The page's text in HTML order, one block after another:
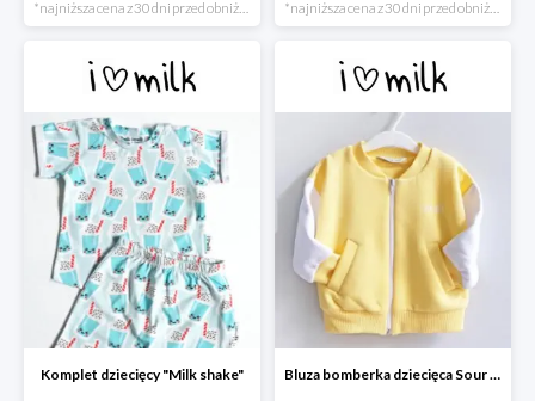
Komplet dziecięcy "Milk shake" Bluza bomberka dziecięca Sour Yellow